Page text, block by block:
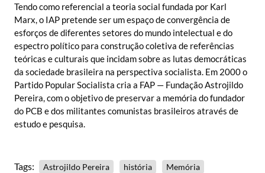
Tendo como referencial a teoria social fundada por Karl
Marx, o IAP pretende ser um espaço de convergência de
esforços de diferentes setores do mundo intelectual e do
espectro político para construção coletiva de referências
teóricas e culturais que incidam sobre as lutas democráticas
da sociedade brasileira na perspectiva socialista. Em 2000 o
Partido Popular Socialista cria a FAP — Fundação Astrojildo
Pereira, com o objetivo de preservar a memória do fundador
do PCB e dos militantes comunistas brasileiros através de
estudo e pesquisa.
Tags: Astrojildo Pereira história Memória